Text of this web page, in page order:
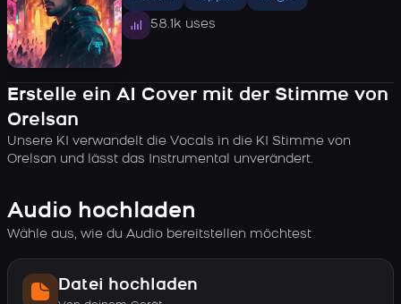
58.1k uses
Erstelle ein AI Cover mit der Stimme von
Orelsan
Unsere KI verwandelt die Vocals in die KI Stimme von
Orelsan und lässt das Instrumental unverändert.
Audio hochladen
Wähle aus, wie du Audio bereitstellen möchtest
Datei hochladen